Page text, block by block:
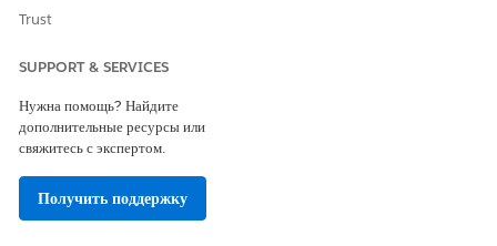
Trust
SUPPORT & SERVICES
Нужна помощь? Найдите
дополнительные ресурсы или
свяжитесь с экспертом.
Получить поддержку